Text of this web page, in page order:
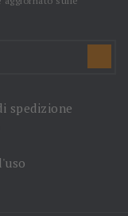
spedizione